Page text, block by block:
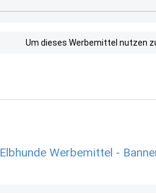
Um dieses Werbemittel nutzen
Elbhunde Werbemittel -